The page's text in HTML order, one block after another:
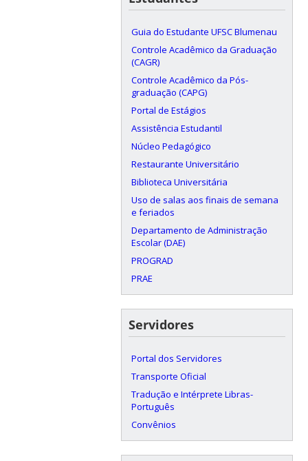
Guia do Estudante UFSC Blumenau
Controle Acadêmico da Graduação
(CAGR)
Controle Acadêmico da Pós-
graduação (CAPG)
Portal de Estágios
Assistência Estudantil
Núcleo Pedagógico
Restaurante Universitário
Biblioteca Universitária
Uso de salas aos finais de semana
e feriados
Departamento de Administração
Escolar (DAE)
PROGRAD
PRAE
Servidores
Portal dos Servidores
Transporte Oficial
Tradução e Intérprete Libras-
Português
Convênios